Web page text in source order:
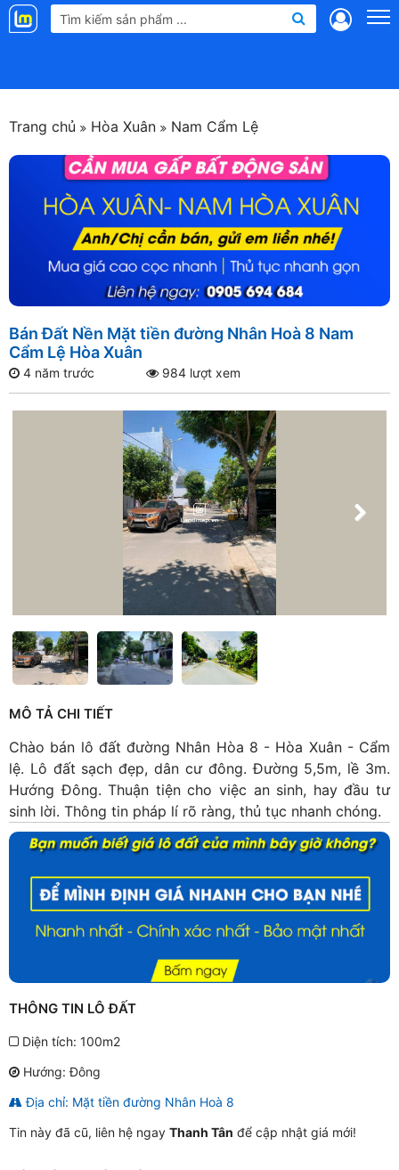
Landmap
Trang chủ Hòa Xuân Nam Cẩm Lệ
Bán Đất Nền Mặt tiền đường Nhân Hoà 8 Nam
Cẩm Lệ Hòa Xuân
4 năm trước 984 lượt xem
MÔ TẢ CHI TIẾT
Chào bán lô đất đường Nhân Hòa 8 - Hòa Xuân - Cẩm
lệ. Lô đất sạch đẹp, dân cư đông. Đường 5,5m, lề 3m.
Hướng Đông. Thuận tiện cho việc an sinh, hay đầu tư
sinh lời. Thông tin pháp lí rõ ràng, thủ tục nhanh chóng.
THÔNG TIN LÔ ĐẤT
Diện tích: 100m2
Hướng: Đông
Địa chỉ: Mặt tiền đường Nhân Hoà 8
Tin này đã cũ, liên hệ ngay Thanh Tân để cập nhật giá mới!